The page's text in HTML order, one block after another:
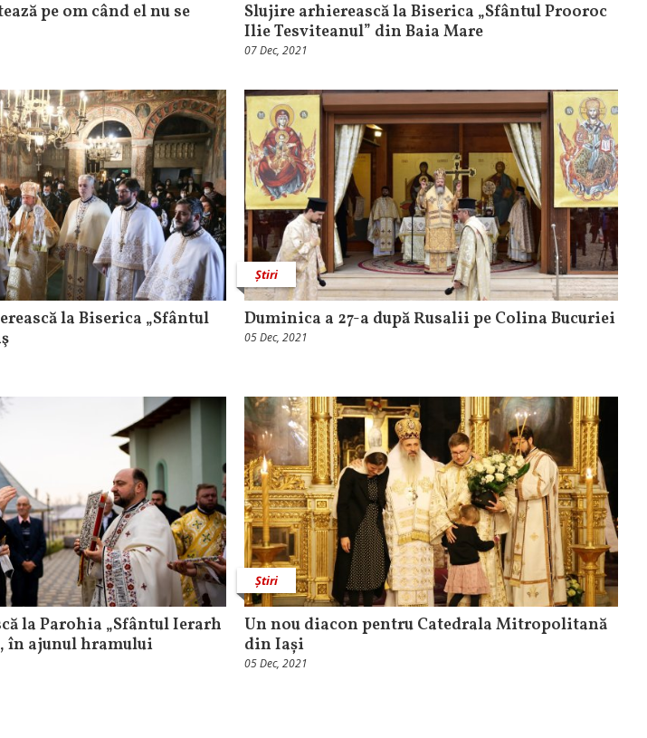
pe om când el nu se
Slujire arhierească la Biserica „Sfântul Prooroc
Ilie Tesviteanul” din Baia Mare
07 Dec, 2021
la Biserica „Sfântul
Știri
Duminica a 27-a după Rusalii pe Colina Bucuriei
05 Dec, 2021
la Parohia „Sfântul Ierarh
în ajunul hramului
Știri
Un nou diacon pentru Catedrala Mitropolitană
din Iași
05 Dec, 2021